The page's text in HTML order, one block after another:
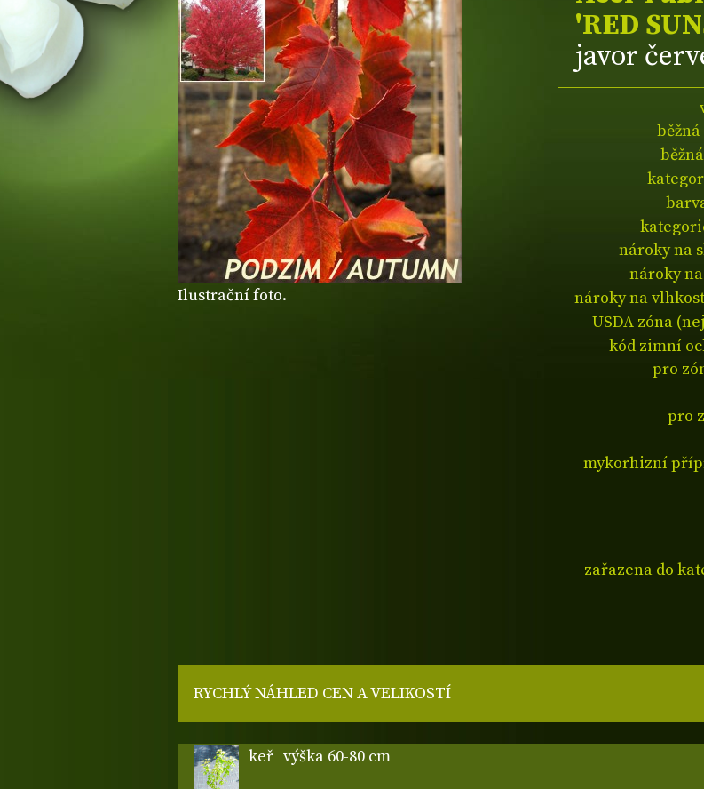
Ilustrační foto.
'RED
javor
nároky na
nároky
nároky na
USDA zóna
kód zimní
pro
pro
mykorhizní
zařazena do
RYCHLÝ NÁHLED CEN A VELIKOSTÍ
keř výška 60-80 cm